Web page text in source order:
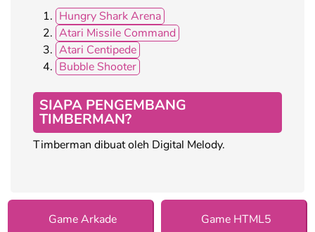
Hungry Shark Arena
Atari Missile Command
Atari Centipede
Bubble Shooter
SIAPA PENGEMBANG
TIMBERMAN?
Timberman dibuat oleh Digital Melody.
Game Arkade Game HTML5